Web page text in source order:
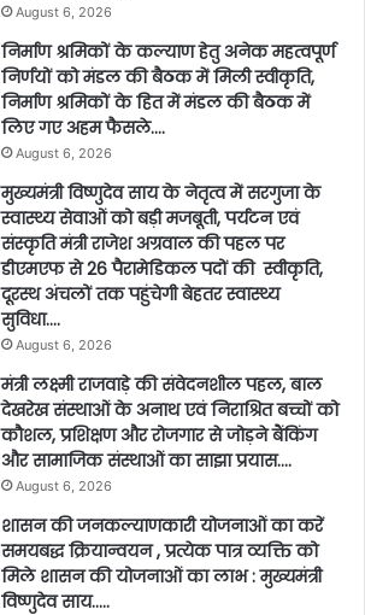
August 6, 2026
निर्माण श्रमिकों के कल्याण हेतु अनेक महत्वपूर्ण
निर्णयों को मंडल की बैठक में मिली स्वीकृति,
निर्माण श्रमिकों के हित में मंडल की बैठक में
लिए गए अहम फैसले….
August 6, 2026
मुख्यमंत्री विष्णुदेव साय के नेतृत्व में सरगुजा के
स्वास्थ्य सेवाओं को बड़ी मजबूती, पर्यटन एवं
संस्कृति मंत्री राजेश अग्रवाल की पहल पर
डीएमएफ से 26 पैरामेडिकल पदों की स्वीकृति,
दूरस्थ अंचलों तक पहुंचेगी बेहतर स्वास्थ्य
सुविधा….
August 6, 2026
मंत्री लक्ष्मी राजवाड़े की संवेदनशील पहल, बाल
देखरेख संस्थाओं के अनाथ एवं निराश्रित बच्चों को
कौशल, प्रशिक्षण और रोजगार से जोड़ने बैंकिंग
और सामाजिक संस्थाओं का साझा प्रयास….
August 6, 2026
शासन की जनकल्याणकारी योजनाओं का करें
समयबद्ध क्रियान्वयन , प्रत्येक पात्र व्यक्ति को
मिले शासन की योजनाओं का लाभ : मुख्यमंत्री
विष्णुदेव साय…..